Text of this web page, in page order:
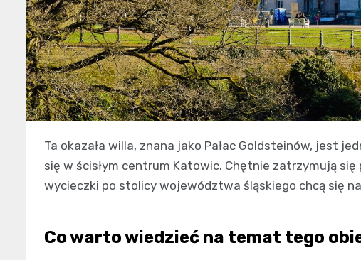
Ta okazała willa, znana jako Pałac Goldsteinów, jest
się w ścisłym centrum Katowic. Chętnie zatrzymują
wycieczki po stolicy województwa śląskiego chcą się
Co warto wiedzieć na temat tego